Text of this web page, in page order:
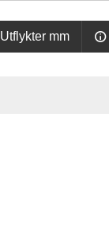
Utflykter mm